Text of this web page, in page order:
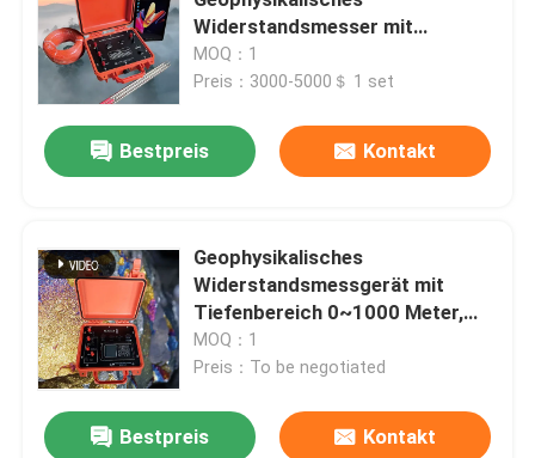
Bohrloch-Inspektions-Kamera
Bohrloch-Wasserspiegel-Meter
Seismische Instrumente
Magnetische Übersichts-Instrumente
Stapel-Integritäts-Test
Widerstandsmesser mit
pädagogischen
Ressourcenpaket
MOQ：1
Preis：3000-5000＄ 1 set
Bestpreis Kontakt
Geophysikalisches
Widerstandsmessgerät mit
Tiefenbereich 0~1000 Meter,
Kompakte Größe
270mm×246mm×175mm und
MOQ：1
Preis：To be negotiated
Bestpreis Kontakt